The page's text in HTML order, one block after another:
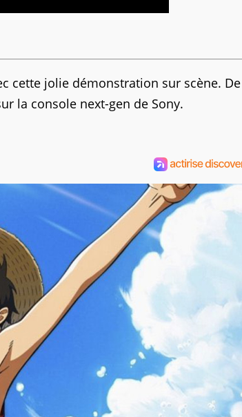
cette jolie démonstration sur scène. De
la console next-gen de Sony.